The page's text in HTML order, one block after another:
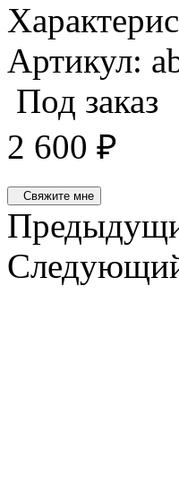
Артикул:
Под заказ
2 600 ₽
Свяжите мне